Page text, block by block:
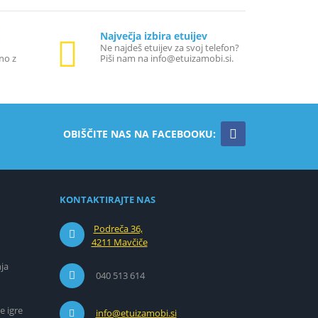
z
Največja izbira etuijev
Ne najdeš etuijev za svoj telefon?
Piši nam na info@etuizamobi.si.
OBIŠČITE NAS NA FACEBOOKU:
igre
KONTAKTIRAJTE NAS
Podreča 36,
4211 Mavčiče
040 513 614
info@etuizamobi.si